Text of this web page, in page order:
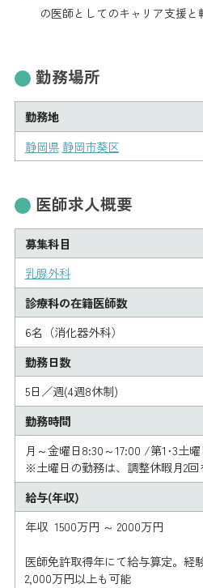
の医師としてのキャリア支援と
勤務場所
勤務地
静岡県 静岡市葵区
医師求人概要
募集科目
乳腺外科
診療科の在籍医師数
6名（消化器外科）
勤務日数
5日／週(4週8休制)
勤務時間
月～金曜日8:30～17:00 /第1･3土曜
※土曜日の勤務は、調整休暇月2
給与(年収)
年収 1500万円 ～ 2000万円
医師免許取得年にて給与算定。経
2,000万円以上も可能